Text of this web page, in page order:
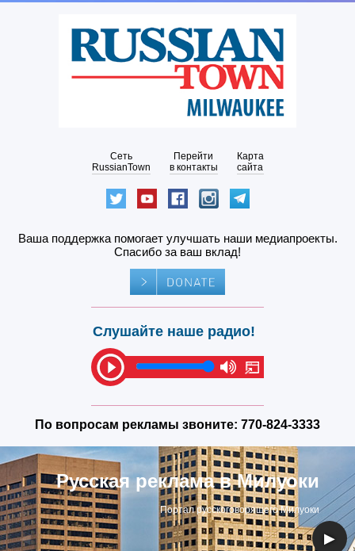
Сеть
RussianTown
Перейти
в контакты
Карта
сайта
Ваша поддержка помогает улучшать наши медиапроекты.
Спасибо за ваш вклад!
Слушайте наше радио!
По вопросам рекламы звоните: 770-824-3333
Русская реклама в Милуоки
Портал русскоговорящего Милуоки
◀ ▶